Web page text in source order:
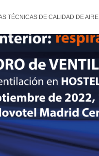
TÉCNICAS DE CALIDAD DE AIRE